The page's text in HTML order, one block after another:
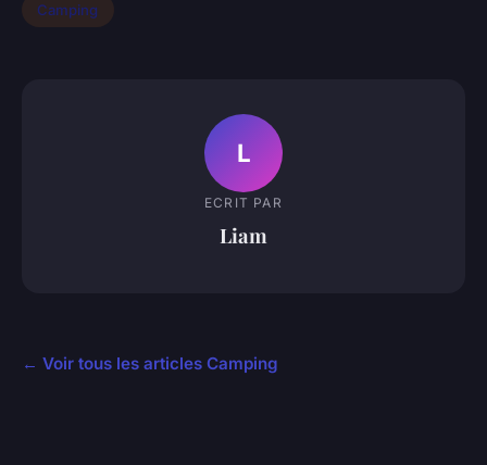
Camping
L
ECRIT PAR
Liam
← Voir tous les articles Camping